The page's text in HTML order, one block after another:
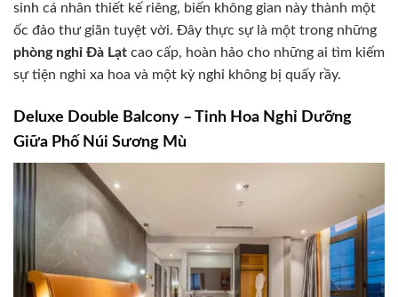
sinh cá nhân thiết kế riêng, biến không gian này thành một
ốc đảo thư giãn tuyệt vời. Đây thực sự là một trong những
phòng nghỉ Đà Lạt cao cấp, hoàn hảo cho những ai tìm kiếm
sự tiện nghi xa hoa và một kỳ nghỉ không bị quấy rầy.
Deluxe Double Balcony – Tinh Hoa Nghỉ Dưỡng
Giữa Phố Núi Sương Mù